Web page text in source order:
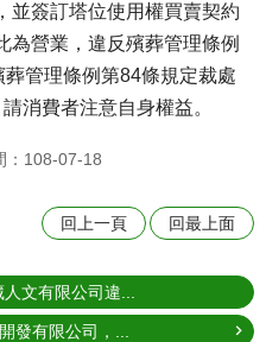
並簽訂塔位使用權買賣契約
為營業，違反殯葬管理條例
管理條例第84條規定裁處
消費者注意自身權益。
：108-07-18
回上一頁 回最上面
文有限公司違...
發有限公司，...